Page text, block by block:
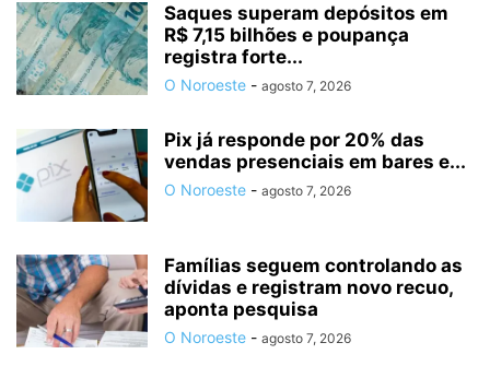
Saques superam depósitos em
R$ 7,15 bilhões e poupança
registra forte...
O Noroeste - agosto 7, 2026
Pix já responde por 20% das
vendas presenciais em bares e...
O Noroeste - agosto 7, 2026
Famílias seguem controlando as
dívidas e registram novo recuo,
aponta pesquisa
O Noroeste - agosto 7, 2026